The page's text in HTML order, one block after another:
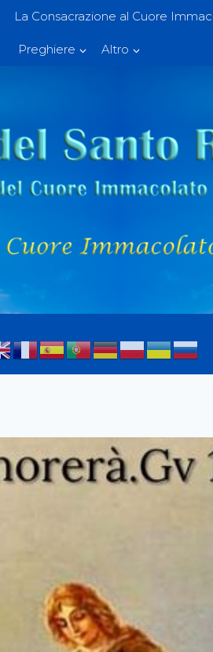
La Consacrazione al Cuore
Preghiere Altro